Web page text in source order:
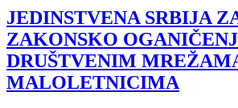
JEDINSTVENA SRBIJA
ZAKONSKO
DRUŠTVENIM
MALOLETNICIMA